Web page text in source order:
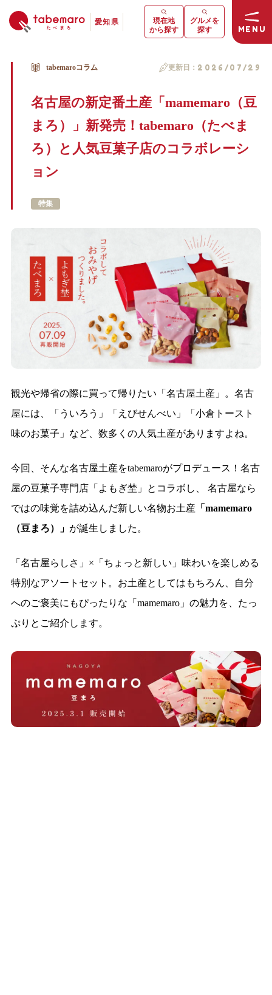
愛知県
MENU
現在地
から探す
グルメを
探す
tabemaroコラム 更新日： 2026/07/29
名古屋の新定番土産「mamemaro（豆
まろ）」新発売！tabemaro（たべま
ろ）と人気豆菓子店のコラボレーシ
ョン
特集
観光や帰省の際に買って帰りたい「名古屋土産」。名古
屋には、「ういろう」「えびせんべい」「小倉トースト
味のお菓子」など、数多くの人気土産がありますよね。
今回、そんな名古屋土産をtabemaroがプロデュース！名古
屋の豆菓子専門店「よもぎ埜」とコラボし、 名古屋なら
ではの味覚を詰め込んだ新しい名物お土産「mamemaro
（豆まろ）」 が誕生しました。
「名古屋らしさ」×「ちょっと新しい」味わいを楽しめる
特別なアソートセット。お土産としてはもちろん、自分
へのご褒美にもぴったりな「mamemaro」の魅力を、たっ
ぷりとご紹介します。